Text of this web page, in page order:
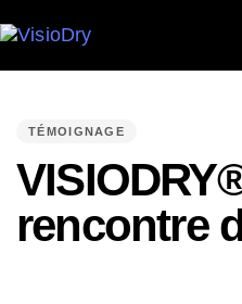
TÉMOIGNAGE
rencontre